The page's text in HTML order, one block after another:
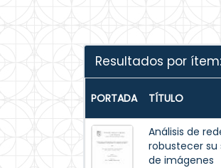
Resultados por ítem:
PORTADA TÍTULO
Análisis de
robustecer su
de imágenes